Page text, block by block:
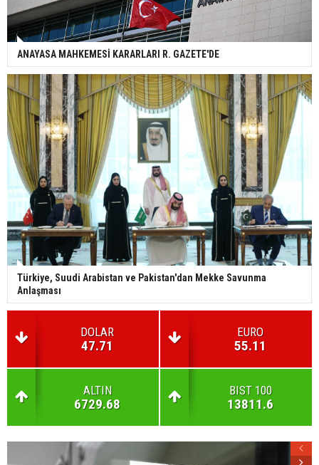
ANAYASA MAHKEMESİ KARARLARI R. GAZETE'DE
Türkiye, Suudi Arabistan ve Pakistan'dan Mekke Savunma
Anlaşması
DOLAR
47.71
EURO
55.11
ALTIN
6729.68
BIST 100
13811.6